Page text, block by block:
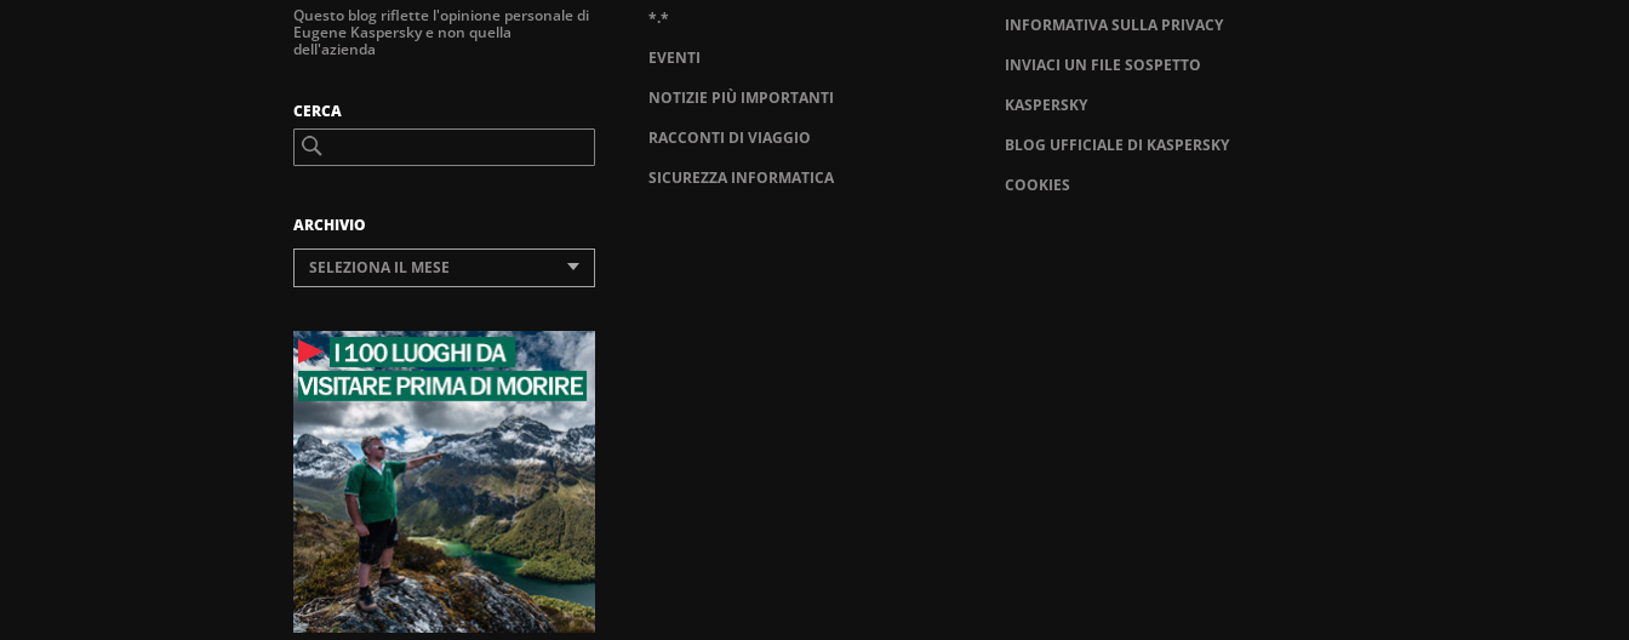
Questo blog riflette l'opinione personale di
Eugene Kaspersky e non quella
dell'azienda
CERCA
ARCHIVIO
SELEZIONA IL MESE
*.*
EVENTI
NOTIZIE PIÙ IMPORTANTI
RACCONTI DI VIAGGIO
SICUREZZA INFORMATICA
INFORMATIVA SULLA PRIVACY
INVIACI UN FILE SOSPETTO
KASPERSKY
BLOG UFFICIALE DI KASPERSKY
COOKIES